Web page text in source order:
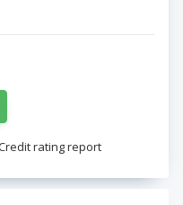
rating report